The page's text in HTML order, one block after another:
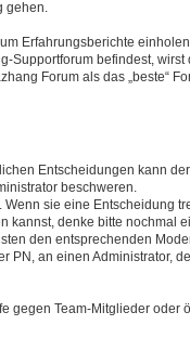
gehen.
Erfahrungsberichte
Supportforum befindest,
Forum als das „beste“
Entscheidungen kann
beschweren.
sie eine Entscheidung
kannst, denke bitte nochmal
den entsprechenden
PN, an einen Administrator,
gegen Team-Mitglieder oder